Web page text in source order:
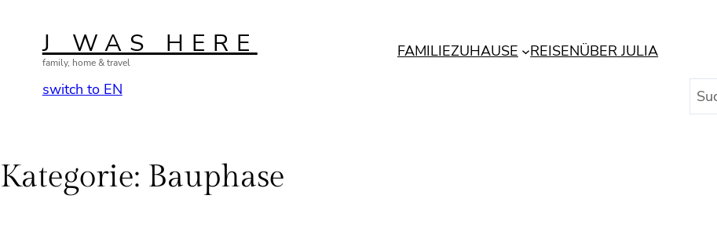
springenJ WAS HERE
family, home & travel
FAMILIEZUHAUSE REISENÜBER JULIA
switch to EN
Kategorie: Bauphase